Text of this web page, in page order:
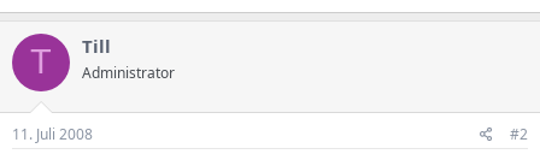
T Till
Administrator
11. Juli 2008 #2